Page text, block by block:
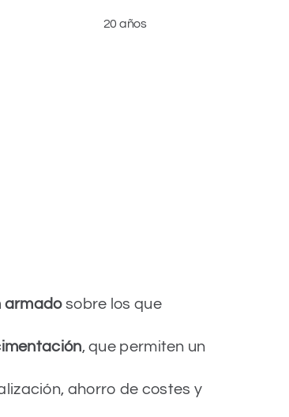
20 años
armadosobre los que
, que permiten un
ahorro de costes y